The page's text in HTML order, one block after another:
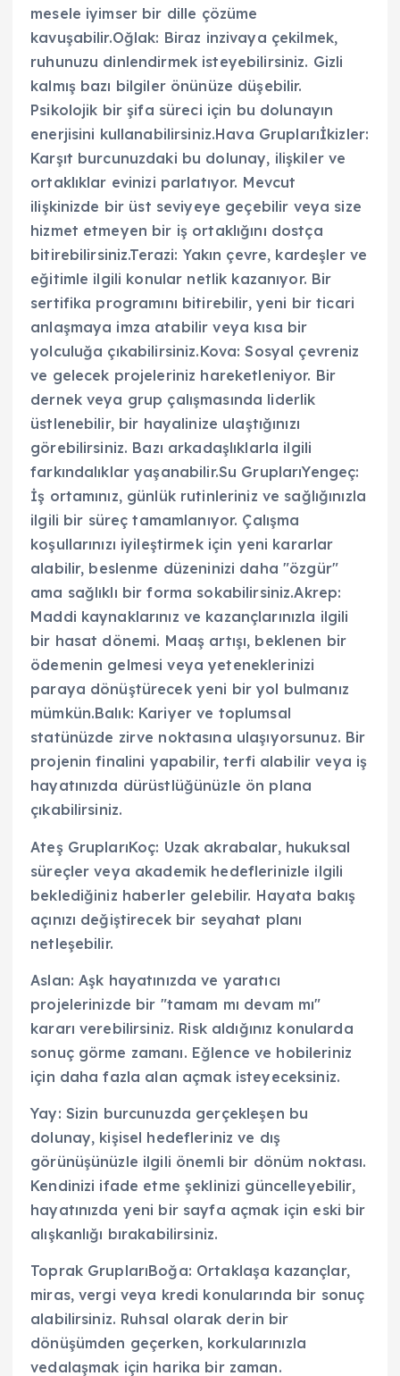
mesele iyimser bir dille çözüme
kavuşabilir.Oğlak: Biraz inzivaya çekilmek,
ruhunuzu dinlendirmek isteyebilirsiniz. Gizli
kalmış bazı bilgiler önünüze düşebilir.
Psikolojik bir şifa süreci için bu dolunayın
enerjisini kullanabilirsiniz.Hava Gruplarıİkizler:
Karşıt burcunuzdaki bu dolunay, ilişkiler ve
ortaklıklar evinizi parlatıyor. Mevcut
ilişkinizde bir üst seviyeye geçebilir veya size
hizmet etmeyen bir iş ortaklığını dostça
bitirebilirsiniz.Terazi: Yakın çevre, kardeşler ve
eğitimle ilgili konular netlik kazanıyor. Bir
sertifika programını bitirebilir, yeni bir ticari
anlaşmaya imza atabilir veya kısa bir
yolculuğa çıkabilirsiniz.Kova: Sosyal çevreniz
ve gelecek projeleriniz hareketleniyor. Bir
dernek veya grup çalışmasında liderlik
üstlenebilir, bir hayalinize ulaştığınızı
görebilirsiniz. Bazı arkadaşlıklarla ilgili
farkındalıklar yaşanabilir.Su GruplarıYengeç:
İş ortamınız, günlük rutinleriniz ve sağlığınızla
ilgili bir süreç tamamlanıyor. Çalışma
koşullarınızı iyileştirmek için yeni kararlar
alabilir, beslenme düzeninizi daha "özgür"
ama sağlıklı bir forma sokabilirsiniz.Akrep:
Maddi kaynaklarınız ve kazançlarınızla ilgili
bir hasat dönemi. Maaş artışı, beklenen bir
ödemenin gelmesi veya yeteneklerinizi
paraya dönüştürecek yeni bir yol bulmanız
mümkün.Balık: Kariyer ve toplumsal
statünüzde zirve noktasına ulaşıyorsunuz. Bir
projenin finalini yapabilir, terfi alabilir veya iş
hayatınızda dürüstlüğünüzle ön plana
çıkabilirsiniz.
Ateş GruplarıKoç: Uzak akrabalar, hukuksal
süreçler veya akademik hedeflerinizle ilgili
beklediğiniz haberler gelebilir. Hayata bakış
açınızı değiştirecek bir seyahat planı
netleşebilir.
Aslan: Aşk hayatınızda ve yaratıcı
projelerinizde bir "tamam mı devam mı"
kararı verebilirsiniz. Risk aldığınız konularda
sonuç görme zamanı. Eğlence ve hobileriniz
için daha fazla alan açmak isteyeceksiniz.
Yay: Sizin burcunuzda gerçekleşen bu
dolunay, kişisel hedefleriniz ve dış
görünüşünüzle ilgili önemli bir dönüm noktası.
Kendinizi ifade etme şeklinizi güncelleyebilir,
hayatınızda yeni bir sayfa açmak için eski bir
alışkanlığı bırakabilirsiniz.
Toprak GruplarıBoğa: Ortaklaşa kazançlar,
miras, vergi veya kredi konularında bir sonuç
alabilirsiniz. Ruhsal olarak derin bir
dönüşümden geçerken, korkularınızla
vedalaşmak için harika bir zaman.